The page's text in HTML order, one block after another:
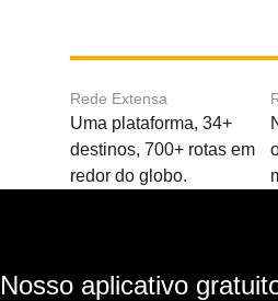
Rede Extensa
Uma plataforma, 34+
destinos, 700+ rotas em
redor do globo.
Nosso aplicativo